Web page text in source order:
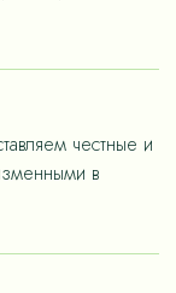
как за
на
честные и
в